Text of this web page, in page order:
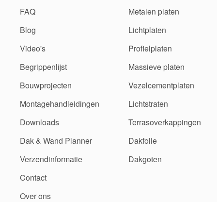
FAQ
Blog
Video's
Begrippenlijst
Bouwprojecten
Montagehandleidingen
Downloads
Dak & Wand Planner
Verzendinformatie
Contact
Over ons
Metalen platen
Lichtplaten
Profielplaten
Massieve platen
Vezelcementplaten
Lichtstraten
Terrasoverkappingen
Dakfolie
Dakgoten